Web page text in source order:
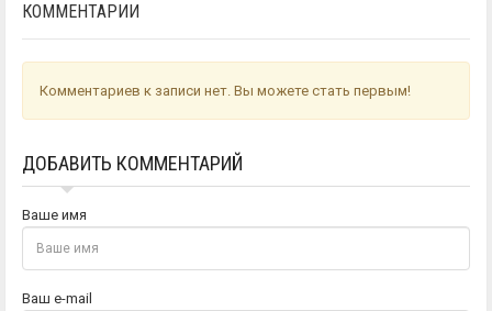
КОММЕНТАРИИ
Комментариев к записи нет. Вы можете стать первым!
ДОБАВИТЬ КОММЕНТАРИЙ
Ваше имя
Ваш e-mail